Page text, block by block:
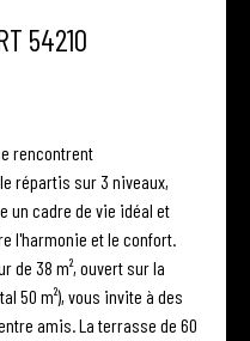
54210
rencontrent
répartis sur 3 niveaux,
un cadre de vie idéal et
l'harmonie et le confort.
de 38 m², ouvert sur la
50 m²), vous invite à des
amis. La terrasse de 60